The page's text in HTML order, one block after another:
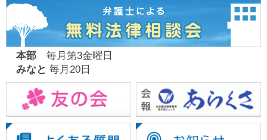
本部毎月第3金曜日
みなと 毎月20日